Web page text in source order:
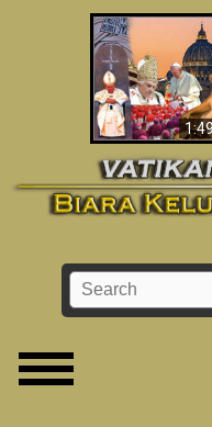
Wahyu di
Sekarang